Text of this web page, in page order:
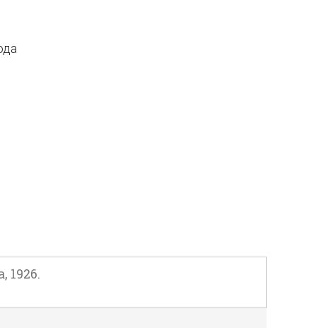
1926.